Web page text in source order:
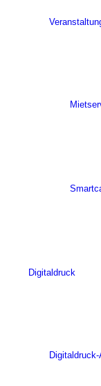
Digitaldruck